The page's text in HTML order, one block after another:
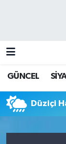
GÜNCEL
Düziçi